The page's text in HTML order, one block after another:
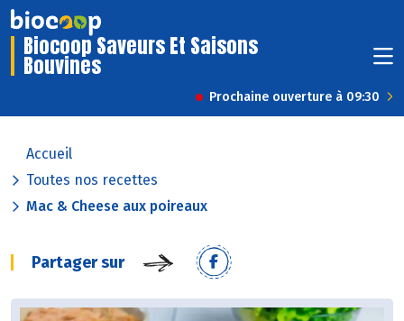
Biocoop Saveurs Et Saisons
Bouvines
Prochaine ouverture à 09:30
Accueil
Toutes nos recettes
Mac & Cheese aux poireaux
Partager sur